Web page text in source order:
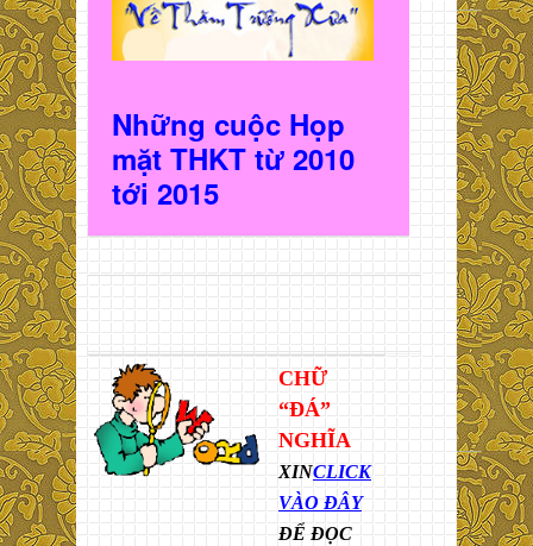
Những cuộc Họp
mặt THKT từ 2010
tới 2015
CHỮ
“ĐÁ”
NGHĨA
XINCLICK
VÀO ĐÂY
ĐỂ ĐỌC